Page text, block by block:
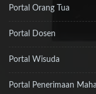
Portal Orang Tua
Portal Dosen
Portal Wisuda
Portal Penerimaan